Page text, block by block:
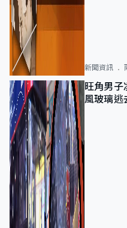
新聞資訊
旺角男
風玻璃逃